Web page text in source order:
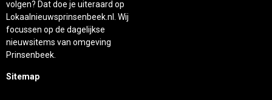
volgen? Dat doe je uiteraard op
Lokaalnieuwsprinsenbeek.nl. Wij
focussen op de dagelijkse
nieuwsitems van omgeving
Prinsenbeek.
Sitemap